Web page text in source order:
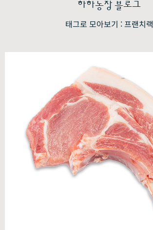
하하농장 블로그
태그로 모아보기 : 프랜치랙